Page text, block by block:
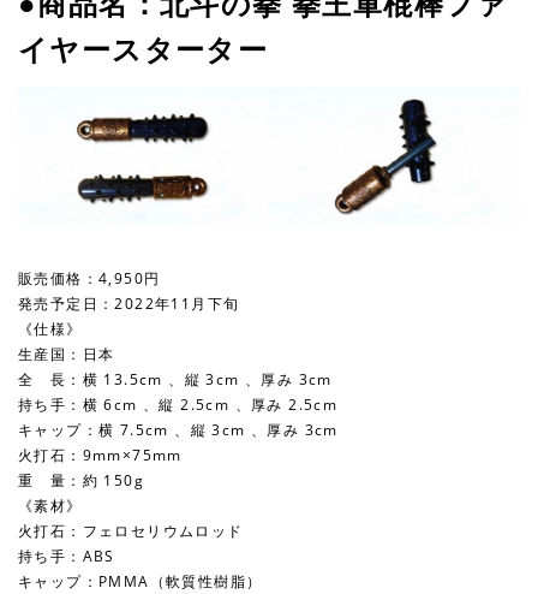
イヤースターター
販売価格：4,950円
発売予定日：2022年11月下旬
《仕様》
生産国：日本
全 長：横 13.5cm 、縦 3cm 、厚み 3cm
持ち手：横 6cm 、縦 2.5cm 、厚み 2.5cm
キャップ：横 7.5cm 、縦 3cm 、厚み 3cm
火打石：9mm×75mm
重 量：約 150g
《素材》
火打石：フェロセリウムロッド
持ち手：ABS
キャップ：PMMA（軟質性樹脂）